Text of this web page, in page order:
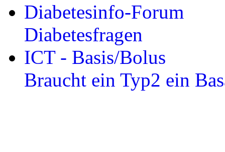
Diabetesinfo-Forum
Diabetesfragen
ICT - Basis/Bolus
Braucht ein Typ2 ein